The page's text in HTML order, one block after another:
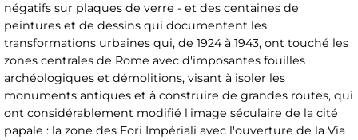
négatifs sur plaques de verre - et des centaines de
peintures et de dessins qui documentent les
transformations urbaines qui, de 1924 à 1943, ont touché les
zones centrales de Rome avec d'imposantes fouilles
archéologiques et démolitions, visant à isoler les
monuments antiques et à construire de grandes routes, qui
ont considérablement modifié l'image séculaire de la cité
papale : la zone des Fori Impériali avec l'ouverture de la Via